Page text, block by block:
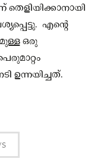
തെളിയിക്കാനായി
എന്റെ
ഒരു
ഉന്നയിച്ചത്.